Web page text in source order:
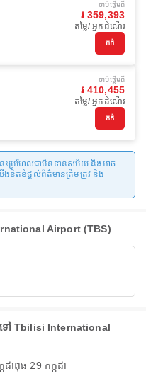
ចាប់ផ្ដើមពី
៛ 359,393
តម្លៃ/ អ្នកដំណើរ
កក់
ចាប់ផ្ដើមពី
៛ 410,455
តម្លៃ/ អ្នកដំណើរ
កក់
េះប្រហែលជាមិនទាន់សម័យ និងអាច
ងខិតខំផ្តល់ព័ត៌មានត្រឹមត្រូវ និង
Airport (TBS)
ទៅ Tbilisi International
ដាពុធ 29 កក្កដា